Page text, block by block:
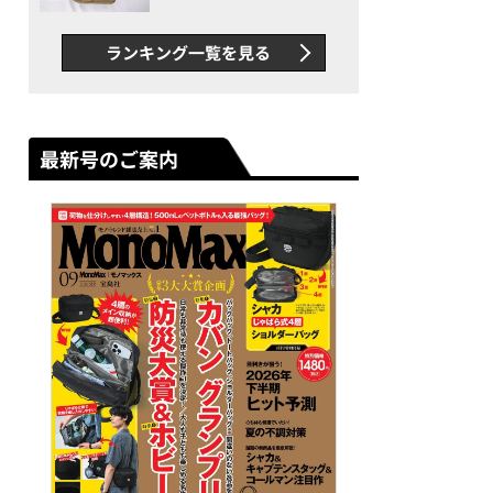
録…ほか【休日バッグの人気
記事ランキングベスト3】
（2026年6月版）
ランキング一覧を見る
最新号のご案内